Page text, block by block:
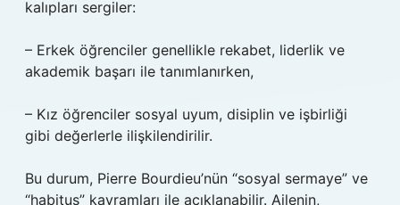
kalıpları sergiler:
– Erkek öğrenciler genellikle rekabet, liderlik ve
akademik başarı ile tanımlanırken,
– Kız öğrenciler sosyal uyum, disiplin ve işbirliği
gibi değerlerle ilişkilendirilir.
Bu durum, Pierre Bourdieu’nün “sosyal sermaye” ve
“habitus” kavramları ile açıklanabilir. Ailenin,